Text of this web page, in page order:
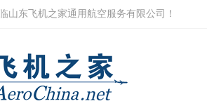
山东飞机之家通用航空服务有限公司！